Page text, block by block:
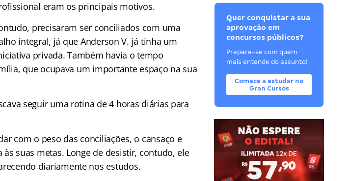
eram os principais motivos.
precisaram ser conciliados com uma
integral, já que Anderson V. já tinha um
privada. Também havia o tempo
que ocupava um importante espaço na sua
seguir uma rotina de 4 horas diárias para
com o peso das conciliações, o cansaço e
suas metas. Longe de desistir, contudo, ele
diariamente nos estudos.
Quer conquistar a sua
aprovação em
concursos públicos?
Prepare-se com quem
mais entende do assunto!
Comece a estudar no
Gran Cursos